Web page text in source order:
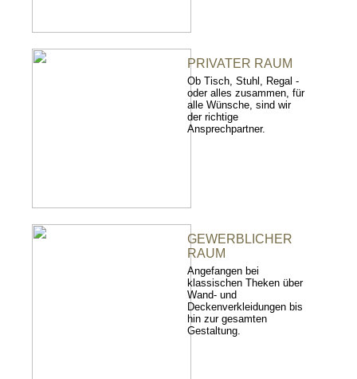
PRIVATER RAUM
Ob Tisch, Stuhl, Regal -
oder alles zusammen, für
alle Wünsche, sind wir
der richtige
Ansprechpartner.
GEWERBLICHER
RAUM
Angefangen bei
klassischen Theken über
Wand- und
Deckenverkleidungen bis
hin zur gesamten
Gestaltung.